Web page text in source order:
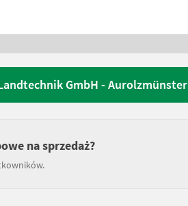
GmbH - Aurolzmünster
na sprzedaż?